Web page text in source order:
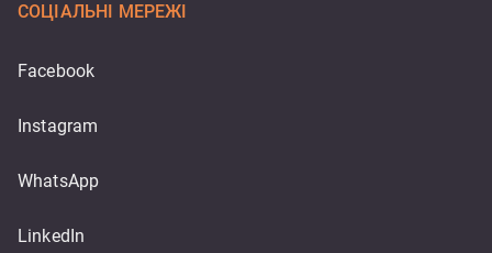
СОЦІАЛЬНІ МЕРЕЖІ
Facebook
Instagram
WhatsApp
LinkedIn